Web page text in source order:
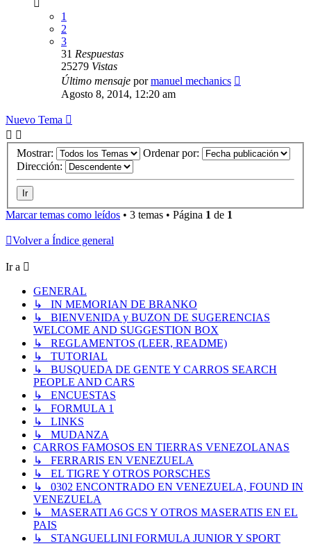
1
2
3
31 Respuestas
25279 Vistas
Último mensaje pormanuel mechanics
Agosto 8, 2014, 12:20 am
Nuevo Tema
Mostrar:
Ordenar por:
Dirección:
Marcar temas como leídos • 3 temas • Página 1 de 1
Volver a Índice general
Ir a
GENERAL
↳ IN MEMORIAN DE BRANKO
↳ BIENVENIDA y BUZON DE SUGERENCIAS
WELCOME AND SUGGESTION BOX
↳ REGLAMENTOS (LEER, README)
↳ TUTORIAL
↳ BUSQUEDA DE GENTE Y CARROS SEARCH
PEOPLE AND CARS
↳ ENCUESTAS
↳ FORMULA 1
↳ LINKS
↳ MUDANZA
CARROS FAMOSOS EN TIERRAS VENEZOLANAS
↳ FERRARIS EN VENEZUELA
↳ EL TIGRE Y OTROS PORSCHES
↳ 0302 ENCONTRADO EN VENEZUELA, FOUND IN
VENEZUELA
↳ MASERATI A6 GCS Y OTROS MASERATIS EN EL
PAIS
↳ STANGUELLINI FORMULA JUNIOR Y SPORT